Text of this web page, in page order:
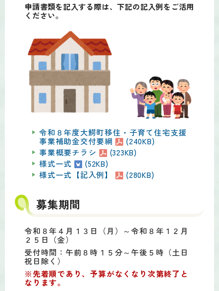
申請書類を記入する際は、下記の記入例をご活用
ください。
令和８年度大鰐町移住・子育て住宅支援
事業補助金交付要綱
(240KB)
事業概要チラシ
(323KB)
様式一式
(52KB)
様式一式【記入例】
(280KB)
募集期間
令和８年４月１３日（月）～令和８年１２月
２５日（金）
受付時間：午前８時１５分～午後５時（土日
祝日除く）
※先着順であり、予算がなくなり次第終了と
なります。